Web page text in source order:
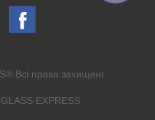
Всі права захищені.
GLASS EXPRESS